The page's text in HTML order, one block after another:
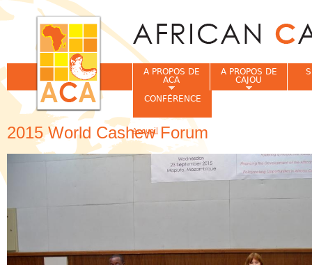
2015 World Cashew Forum
A PROPOS DE
ACA
A PROPOS DE
CAJOU
CONFÉRENCE
Vous êtes ici
Accueil